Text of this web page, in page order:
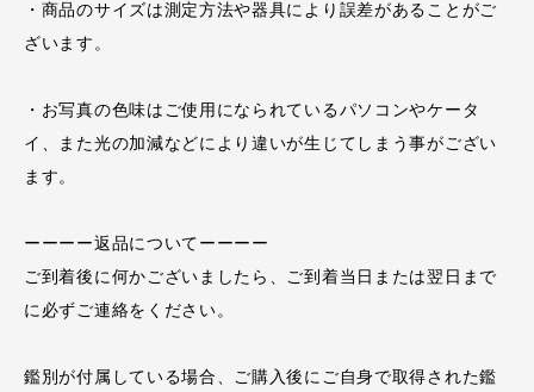
・商品のサイズは測定方法や器具により誤差があることがご
ざいます。
・お写真の色味はご使用になられているパソコンやケータ
イ、また光の加減などにより違いが生じてしまう事がござい
ます。
ーーーー返品についてーーーー
ご到着後に何かございましたら、ご到着当日または翌日まで
に必ずご連絡をください。
鑑別が付属している場合、ご購入後にご自身で取得された鑑